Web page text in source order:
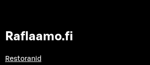
Raflaamo.fi
Restoranid